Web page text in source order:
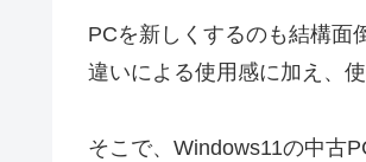
PCを新しくするのも結構面
違いによる使用感に加え、
そこで、Windows11の中古